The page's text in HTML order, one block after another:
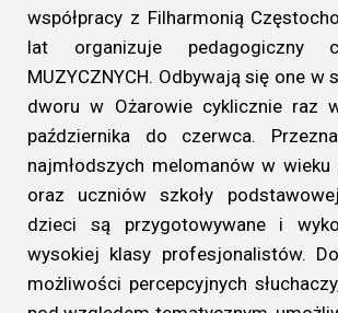
współpracy z Filharmonią
lat organizuje pedagogiczny
MUZYCZNYCH. Odbywają się one w
dworu w Ożarowie cyklicznie raz
października do czerwca.
najmłodszych melomanów w wieku
oraz uczniów szkoły
dzieci są przygotowywane i
wysokiej klasy profesjonalistów.
możliwości percepcyjnych